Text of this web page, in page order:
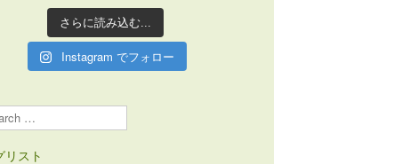
さらに読み込む...
Instagram でフォロー
リスト